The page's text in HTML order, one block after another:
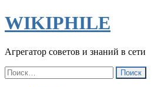
WIKIPHILE
Агрегатор советов и знаний в сети
Найти: